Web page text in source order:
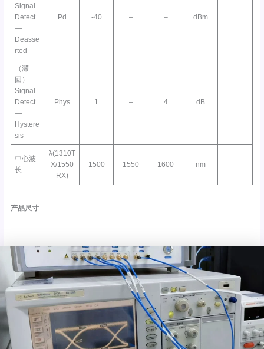
Signal
Detect
—
Deasse
rted
Pd -40 – – dBm
（滞
回）
Signal
Detect
—
Hystere
sis
Phys 1 – 4 dB
中心波
长
λ(1310T
X/1550
RX)
1500 1550 1600 nm
产品尺寸